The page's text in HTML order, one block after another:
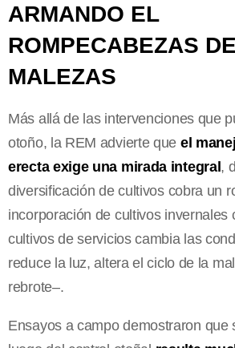
ARMANDO EL
ROMPECABEZAS
MALEZAS
Más allá de las intervenciones que
otoño, la REM advierte que el
erecta exige una mirada integral,
diversificación de cultivos cobra un
incorporación de cultivos invernales
cultivos de servicios cambia las
reduce la luz, altera el ciclo de la
rebrote–.
Ensayos a campo demostraron que